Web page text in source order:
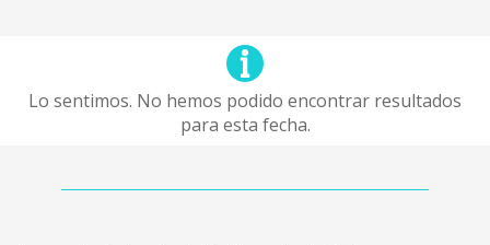
Lo sentimos. No hemos podido encontrar resultados
para esta fecha.